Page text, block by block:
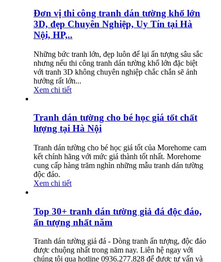
Đơn vị thi công tranh dán tường khổ lớn
3D, đẹp Chuyên Nghiệp, Uy Tín tại Hà
Nội, HP,..
Những bức tranh lớn, đẹp luôn để lại ấn tượng sâu sắc
nhưng nếu thi công tranh dán tường khổ lớn đặc biệt
với tranh 3D không chuyên nghiệp chắc chắn sẽ ảnh
hưởng rất lớn...
Xem chi tiết
Tranh dán tường cho bé học giá tốt chất
lượng tại Hà Nội
Tranh dán tường cho bé học giá tốt của Morehome cam
kết chính hãng với mức giá thành tốt nhất. Morehome
cung cấp hàng trăm nghìn những mẫu tranh dán tường
độc đáo.
Xem chi tiết
Top 30+ tranh dán tường giả đá độc đáo,
ấn tượng nhất năm
Tranh dán tường giả đá - Dòng tranh ấn tượng, độc đáo
được chuộng nhất trong năm nay. Liên hệ ngay với
chúng tôi qua hotline 0936.277.828 để được tư vấn và